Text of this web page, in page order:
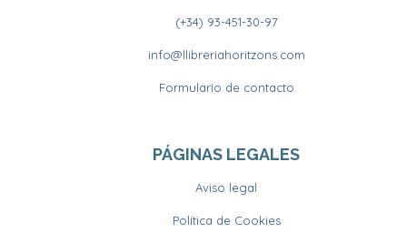
(+34) 93-451-30-97
info@llibreriahoritzons.com
Formulario de contacto
PÁGINAS LEGALES
Aviso legal
Política de Cookies